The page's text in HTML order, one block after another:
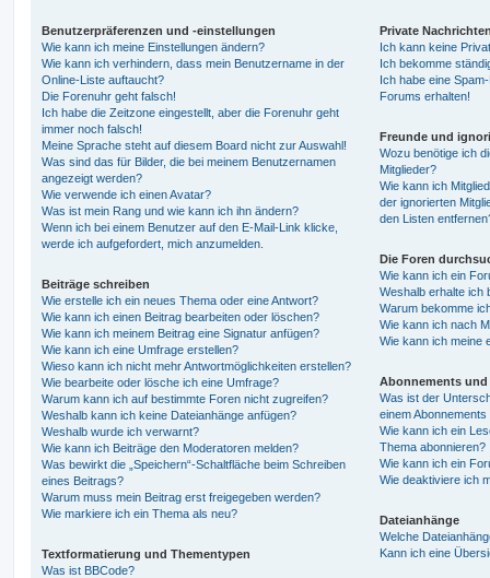
Benutzerpräferenzen und -einstellungen
Wie kann ich meine Einstellungen ändern?
Wie kann ich verhindern, dass mein Benutzername in der
Online-Liste auftaucht?
Die Forenuhr geht falsch!
Ich habe die Zeitzone eingestellt, aber die Forenuhr geht
immer noch falsch!
Meine Sprache steht auf diesem Board nicht zur Auswahl!
Was sind das für Bilder, die bei meinem Benutzernamen
angezeigt werden?
Wie verwende ich einen Avatar?
Was ist mein Rang und wie kann ich ihn ändern?
Wenn ich bei einem Benutzer auf den E-Mail-Link klicke,
werde ich aufgefordert, mich anzumelden.
Beiträge schreiben
Wie erstelle ich ein neues Thema oder eine Antwort?
Wie kann ich einen Beitrag bearbeiten oder löschen?
Wie kann ich meinem Beitrag eine Signatur anfügen?
Wie kann ich eine Umfrage erstellen?
Wieso kann ich nicht mehr Antwortmöglichkeiten erstellen?
Wie bearbeite oder lösche ich eine Umfrage?
Warum kann ich auf bestimmte Foren nicht zugreifen?
Weshalb kann ich keine Dateianhänge anfügen?
Weshalb wurde ich verwarnt?
Wie kann ich Beiträge den Moderatoren melden?
Was bewirkt die „Speichern“-Schaltfläche beim Schreiben
eines Beitrags?
Warum muss mein Beitrag erst freigegeben werden?
Wie markiere ich ein Thema als neu?
Textformatierung und Thementypen
Was ist BBCode?
Private
Ich kann keine
Ich bekomme
Ich habe eine
Forums erhalten!
Freunde und
Wozu benötige ich
Mitglieder?
Wie kann ich
der ignorierten
den Listen
Die Foren
Wie kann ich ein
Weshalb erhalte ich
Warum bekomme
Wie kann ich nach
Wie kann ich meine
Abonnements und
Was ist der
einem
Wie kann ich ein
Thema abonnieren?
Wie kann ich ein
Wie deaktiviere ich
Dateianhänge
Welche
Kann ich eine